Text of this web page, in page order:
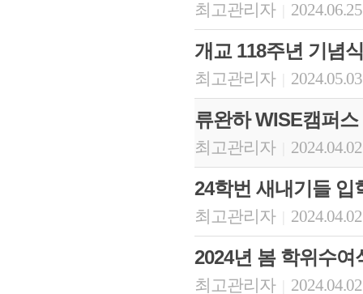
최고관리자
개교 118주년 기념
최고관리자
류완하 WISE캠퍼
최고관리자
24학번 새내기들 입
최고관리자
2024년 봄 학위수여
최고관리자